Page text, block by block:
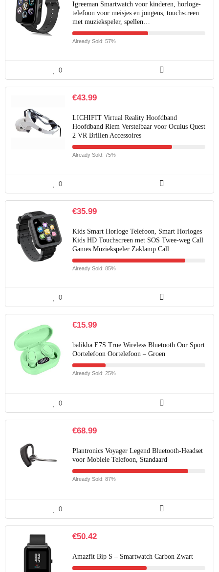
Igreeman Smartwatch voor kinderen, horloge-
telefoon voor meisjes en jongens, touchscreen
met muziekspeler, spellen…
Already Sold: 57%
0
€43.99
LICHIFIT Virtual Reality Hoofdband
Hoofdband Riem Verstelbaar voor Oculus Quest
2 VR Brillen Accessoires
Already Sold: 75%
0
€35.99
Kids Smart Horloge Telefoon, Smart Horloges
Kids HD Touchscreen met SOS Twee-weg Call
Games Muziekspeler Zaklamp Call…
Already Sold: 85%
0
€15.99
balikha E7S True Wireless Bluetooth Oor Sport
Oortelefoon Oortelefoon – Groen
Already Sold: 25%
0
€68.99
Plantronics Voyager Legend Bluetooth-Headset
voor Mobiele Telefoon, Standaard
Already Sold: 87%
0
€50.42
Amazfit Bip S – Smartwatch Carbon Zwart